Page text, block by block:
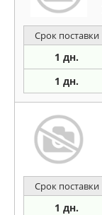
Срок поставки
1 дн.
1 дн.
Срок поставки
1 дн.